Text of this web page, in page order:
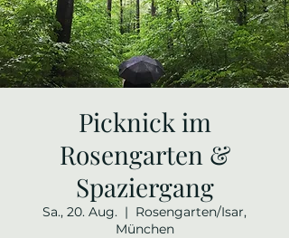
Picknick im
Rosengarten &
Spaziergang
Sa., 20. Aug.
  |
Rosengarten/Isar,
München